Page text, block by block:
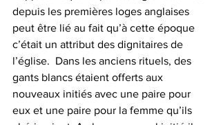
depuis les premières loges anglaises
peut être lié au fait qu’à cette époque
c’était un attribut des dignitaires de
l’église.  Dans les anciens rituels, des
gants blancs étaient offerts aux
nouveaux initiés avec une paire pour
eux et une paire pour la femme qu’ils